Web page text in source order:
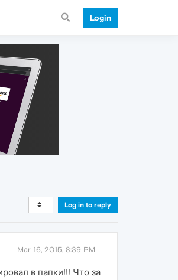
Login
Log in to reply
Mar 16, 2015, 8:39 PM
в папки!!! Что за